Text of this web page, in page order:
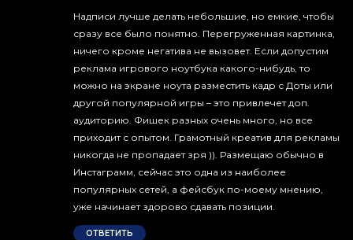
Надписи лучше делать небольшие, но емкие, чтобы
сразу все было понятно. Перегруженная картинка,
ничего кроме негатива не вызовет. Если допустим
реклама игрового ноутбука какого-нибудь, то
можно на экране ноута разместить кадр с Доты или
другой популярной игры – это привлечет доп.
аудиторию. Фишек разных очень много, но все
приходит с опытом. Грамотный креатив для рекламы
никогда не пропадает зря )). Размещаю обычно в
Инстаграмм, сейчас это одна из наиболее
популярных сетей, а фейсбук по-моему мнению,
уже начинает здорово сдавать позиции.
ОТВЕТИТЬ